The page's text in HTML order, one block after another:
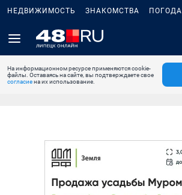
НЕДВИЖИМОСТЬ ЗНАКОМСТВА ПОГОДА
На информационном ресурсе применяются cookie-
файлы. Оставаясь на сайте, вы подтверждаете свое
согласиена их использование.